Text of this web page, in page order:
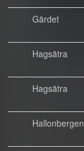
Gärdet
Hagsätra
Hagsätra
Hallonbergen